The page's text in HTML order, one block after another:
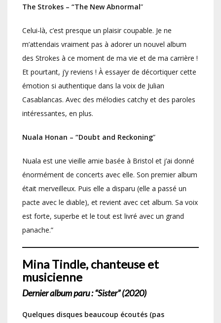
The Strokes – “The New Abnormal”
Celui-là, c’est presque un plaisir coupable. Je ne
m’attendais vraiment pas à adorer un nouvel album
des Strokes à ce moment de ma vie et de ma carrière !
Et pourtant, j’y reviens ! À essayer de décortiquer cette
émotion si authentique dans la voix de Julian
Casablancas. Avec des mélodies catchy et des paroles
intéressantes, en plus.
Nuala Honan – “Doubt and Reckoning”
Nuala est une vieille amie basée à Bristol et j’ai donné
énormément de concerts avec elle. Son premier album
était merveilleux. Puis elle a disparu (elle a passé un
pacte avec le diable), et revient avec cet album. Sa voix
est forte, superbe et le tout est livré avec un grand
panache.”
Mina Tindle, chanteuse et
musicienne
Dernier album paru : “Sister” (2020)
Quelques disques beaucoup écoutés (pas